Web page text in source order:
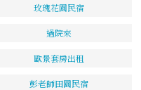
玫瑰花園民宿
過院來
歐景套房出租
彭老師田園民宿